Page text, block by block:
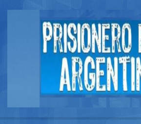
Buscador
Documentos